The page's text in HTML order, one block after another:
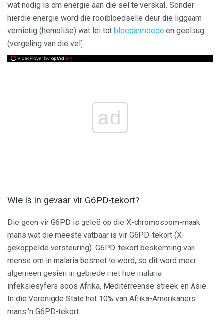
wat nodig is om energie aan die sel te verskaf. Sonder
hierdie energie word die rooibloedselle deur die liggaam
vernietig (hemolise) wat lei tot bloedarmoede en geelsug
(vergeling van die vel).
ad
Wie is in gevaar vir G6PD-tekort?
Die geen vir G6PD is geleë op die X-chromosoom-maak
mans wat die meeste vatbaar is vir G6PD-tekort (X-
gekoppelde versteuring). G6PD-tekort beskerming van
mense om in malaria besmet te word, so dit word meer
algemeen gesien in gebiede met hoë malaria
infeksiesyfers soos Afrika, Mediterreense streek en Asië.
In die Verenigde State het 10% van Afrika-Amerikaners
mans 'n G6PD-tekort.